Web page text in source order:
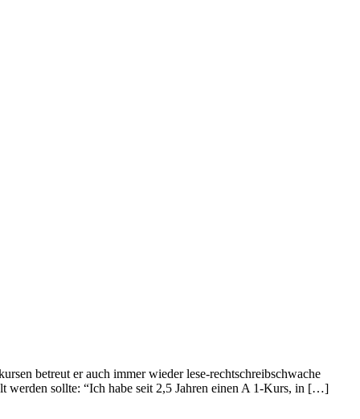
betreut er auch immer wieder lese-rechtschreibschwache
werden sollte: “Ich habe seit 2,5 Jahren einen A 1-Kurs, in […]